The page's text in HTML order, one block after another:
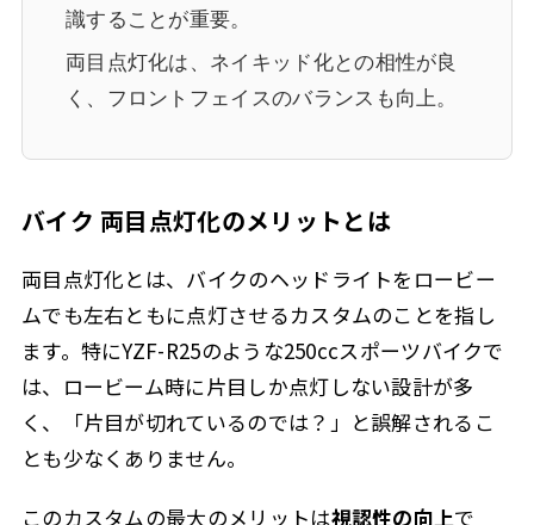
識することが重要。
両目点灯化は、ネイキッド化との相性が良
く、フロントフェイスのバランスも向上。
バイク 両目点灯化のメリットとは
両目点灯化とは、バイクのヘッドライトをロービー
ムでも左右ともに点灯させるカスタムのことを指し
ます。特にYZF-R25のような250ccスポーツバイクで
は、ロービーム時に片目しか点灯しない設計が多
く、「片目が切れているのでは？」と誤解されるこ
とも少なくありません。
このカスタムの最大のメリットは視認性の向上で